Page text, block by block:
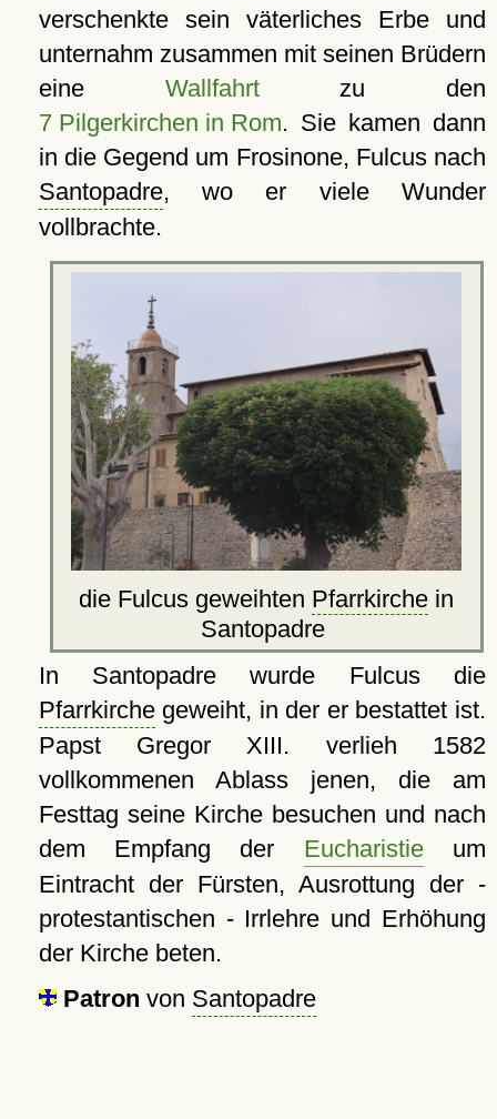
verschenkte sein väterliches Erbe und
unternahm zusammen mit seinen Brüdern
eine Wallfahrtzu den
7 Pilgerkirchen in Rom. Sie kamen dann
in die Gegend um Frosinone, Fulcus nach
Santopadre, wo er viele Wunder
vollbrachte.
die Fulcus geweihten Pfarrkirche in
Santopadre
In Santopadre wurde Fulcus die
Pfarrkirchegeweiht, in der er bestattet ist.
Papst Gregor XIII. verlieh 1582
vollkommenen Ablass jenen, die am
Festtag seine Kirche besuchen und nach
dem Empfang der Eucharistieum
Eintracht der Fürsten, Ausrottung der -
protestantischen - Irrlehre und Erhöhung
der Kirche beten.
Patron von Santopadre